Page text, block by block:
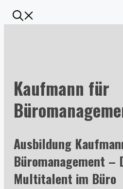
Kaufmann für
Ausbildung
Büromanagement –
Multitalent im Büro